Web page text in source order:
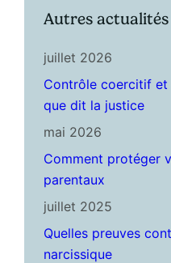
Autres actualités
juillet 2026
Contrôle coercitif
que dit la justice
mai 2026
Comment protéger
parentaux
juillet 2025
Quelles preuves
narcissique